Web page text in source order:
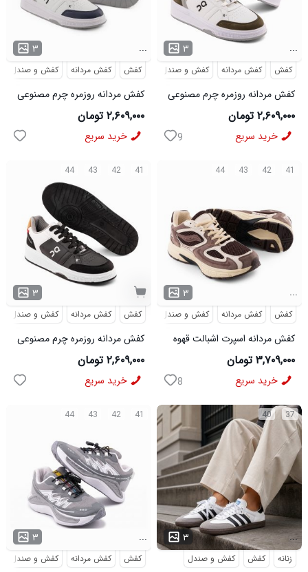
۳ ...
کفش کفش مردانه کفش و صندل
کفش مردانه روزمره چرم مصنوعی
50918
۲,۶۰۹,۰۰۰ تومان
خرید سریع
۳ ...
کفش کفش مردانه کفش و صندل
کفش مردانه روزمره چرم مصنوعی
50919
۲,۶۰۹,۰۰۰ تومان
خرید سریع 9
41
42
43
44
۳
کفش کفش مردانه کفش و صندل
کفش مردانه روزمره چرم مصنوعی
50920
۲,۶۰۹,۰۰۰ تومان
خرید سریع
41
42
43
44
۳ ...
کفش کفش مردانه کفش و صندل
کفش مردانه اسپرت اشبالت قهوه
ای Saucony مدل 50786
۳,۷۰۹,۰۰۰ تومان
خرید سریع 8
41
42
43
44
۳ ...
کفش کفش مردانه کفش و صندل
37
40
۳ ...
زنانه کفش کفش و صندل